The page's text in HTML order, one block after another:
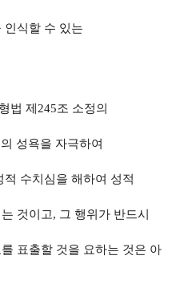
인식할 수 있는
법 제245조 소정의
성욕을 자극하여
수치심을 해하여 성적
것이고, 그 행위가 반드시
표출할 것을 요하는 것은 아